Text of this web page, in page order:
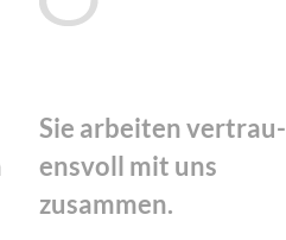
Sie arbeiten vertrau­
ens­voll mit uns
zusammen.